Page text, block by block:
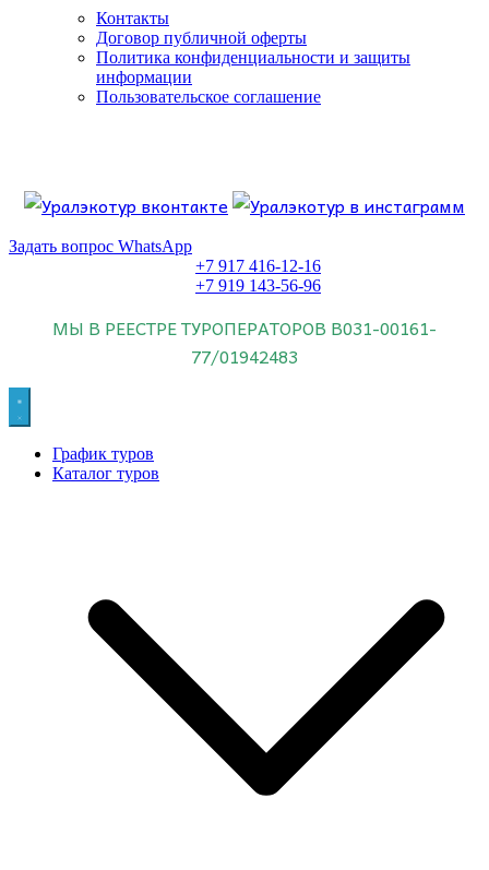
Контакты
Договор публичной оферты
Политика конфиденциальности и защиты
информации
Пользовательское соглашение
Знайте об этом.
Задать вопрос WhatsApp
+7 917 416-12-16
+7 919 143-56-96
МЫ В РЕЕСТРЕ ТУРОПЕРАТОРОВ В031-00161-
77/01942483
График туров
Каталог туров